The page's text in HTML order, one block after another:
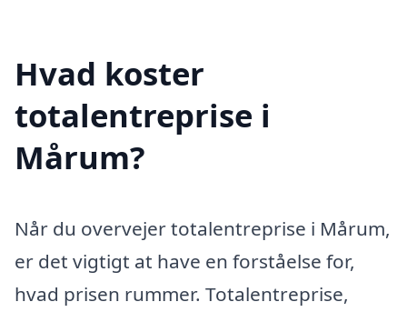
Hvad koster
totalentreprise i
Mårum?
Når du overvejer totalentreprise i Mårum,
er det vigtigt at have en forståelse for,
hvad prisen rummer. Totalentreprise,